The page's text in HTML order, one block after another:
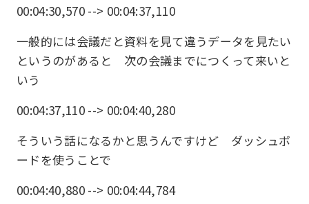
00:04:30,570 --> 00:04:37,110
一般的には会議だと資料を見て違うデータを見たい
というのがあると 次の会議までにつくって来いと
いう
00:04:37,110 --> 00:04:40,280
そういう話になるかと思うんですけど ダッシュボ
ードを使うことで
00:04:40,880 --> 00:04:44,784